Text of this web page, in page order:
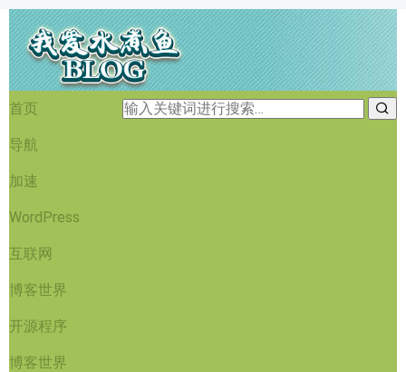
首页
导航
加速
WordPress
互联网
博客世界
开源程序
博客世界